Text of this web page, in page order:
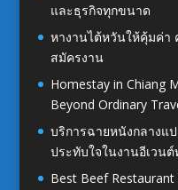
และธุรกิจทุกขนาด
หางานไต้หวันให้คุ้มค่า
สมัครงาน
Homestay in Chiang
Beyond Ordinary
บริการฉายหนังกลางแ
ประทับใจในงานอีเวน
Best Beef